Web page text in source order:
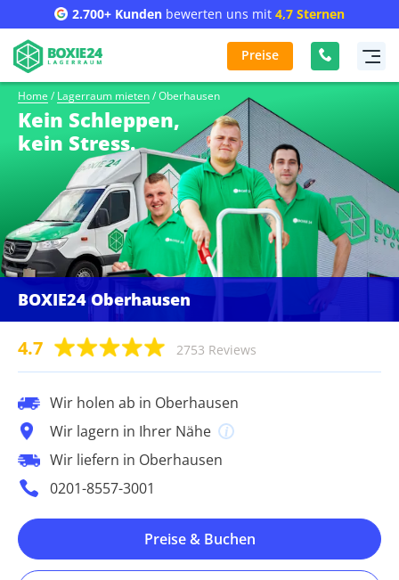
2.700+ Kunden bewerten uns mit 4,7 Sternen
Preise
Home / Lagerraum mieten/ Oberhausen
Kein Schleppen,
kein Stress.
BOXIE24 Oberhausen
4.7 2753 Reviews
Wir holen ab in Oberhausen
Wir lagern in Ihrer Nähe
Wir liefern in Oberhausen
0201-8557-3001
Preise & Buchen